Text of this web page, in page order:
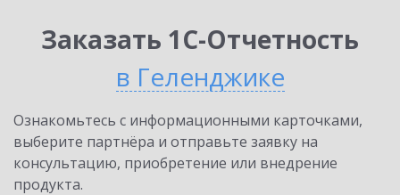
Заказать 1С-Отчетность
в Геленджике
Ознакомьтесь с информационными карточками,
выберите партнёра и отправьте заявку на
консультацию, приобретение или внедрение
продукта.